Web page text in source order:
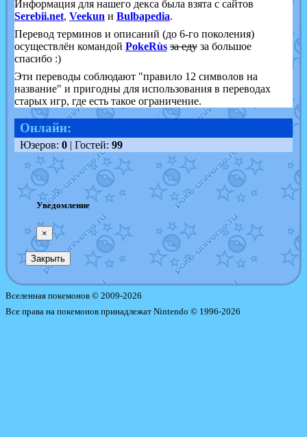
Информация для нашего декса была взята с сайтов
Serebii.net, Veekun и Bulbapedia.
Перевод терминов и описаний (до 6-го поколения)
осуществлён командой PokeRùs за едуза большое
спасибо :)
Эти переводы соблюдают "правило 12 символов на
название" и пригодны для использования в переводах
старых игр, где есть такое ограничение.
Онлайн:
Юзеров: 0| Гостей: 99
Уведомление
×
Закрыть
Вселенная покемонов © 2009-2026
Все права на покемонов принадлежат Nintendo © 1996-2026